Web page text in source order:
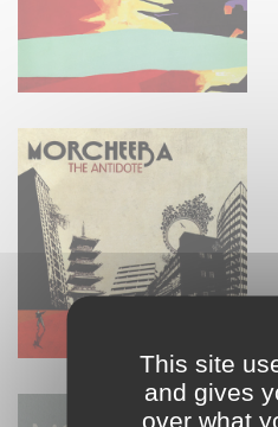
This site
and gives
over what